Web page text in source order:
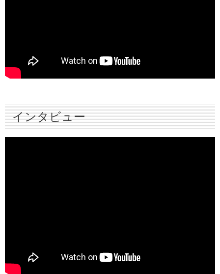
インタビュー